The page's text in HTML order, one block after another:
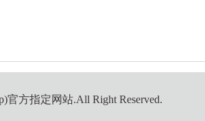
官方指定网站.All Right Reserved.